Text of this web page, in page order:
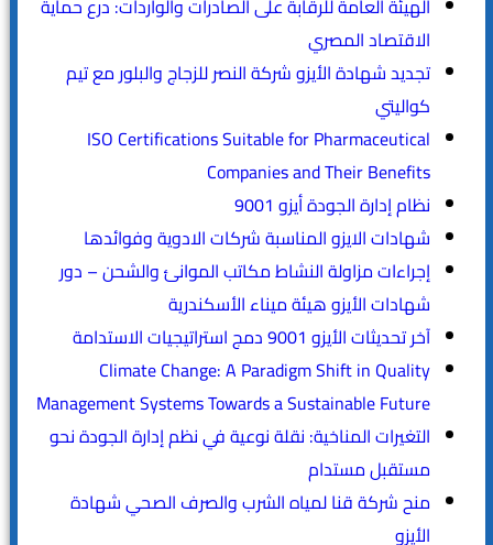
الهيئة العامة للرقابة على الصادرات والواردات: درع حماية
الاقتصاد المصري
تجديد شهادة الأيزو شركة النصر للزجاج والبلور مع تيم
كواليتي
ISO Certifications Suitable for Pharmaceutical
Companies and Their Benefits
نظام إدارة الجودة أيزو 9001
شهادات الايزو المناسبة شركات الادوية وفوائدها
إجراءات مزاولة النشاط مكاتب الموانئ والشحن – دور
شهادات الأيزو هيئة ميناء الأسكندرية
آخر تحديثات الأيزو 9001 دمج استراتيجيات الاستدامة
Climate Change: A Paradigm Shift in Quality
Management Systems Towards a Sustainable Future
التغيرات المناخية: نقلة نوعية في نظم إدارة الجودة نحو
مستقبل مستدام
منح شركة قنا لمياه الشرب والصرف الصحي شهادة
الأيزو